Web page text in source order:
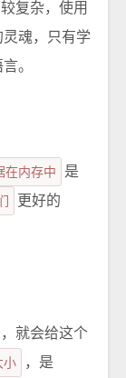
复杂，使用
魂，只有学
。
在内存中
是
更好的
，就会给这个
小
，是